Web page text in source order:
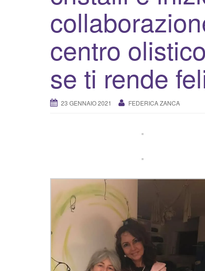
centro
se ti rende
23 GENNAIO 2021 FEDERICA ZANCA